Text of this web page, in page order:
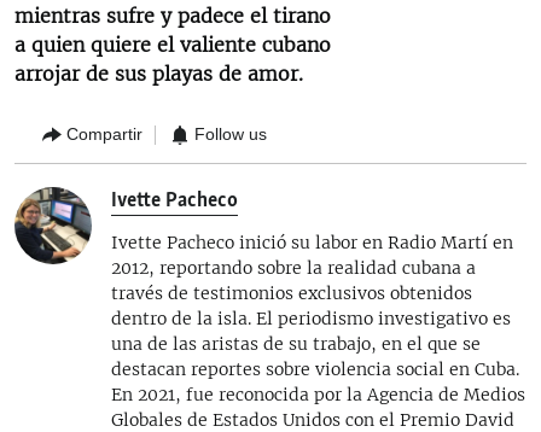
mientras sufre y padece el tirano
a quien quiere el valiente cubano
arrojar de sus playas de amor.
Compartir Follow us
Ivette Pacheco
Ivette Pacheco inició su labor en Radio Martí en
2012, reportando sobre la realidad cubana a
través de testimonios exclusivos obtenidos
dentro de la isla. El periodismo investigativo es
una de las aristas de su trabajo, en el que se
destacan reportes sobre violencia social en Cuba.
En 2021, fue reconocida por la Agencia de Medios
Globales de Estados Unidos con el Premio David